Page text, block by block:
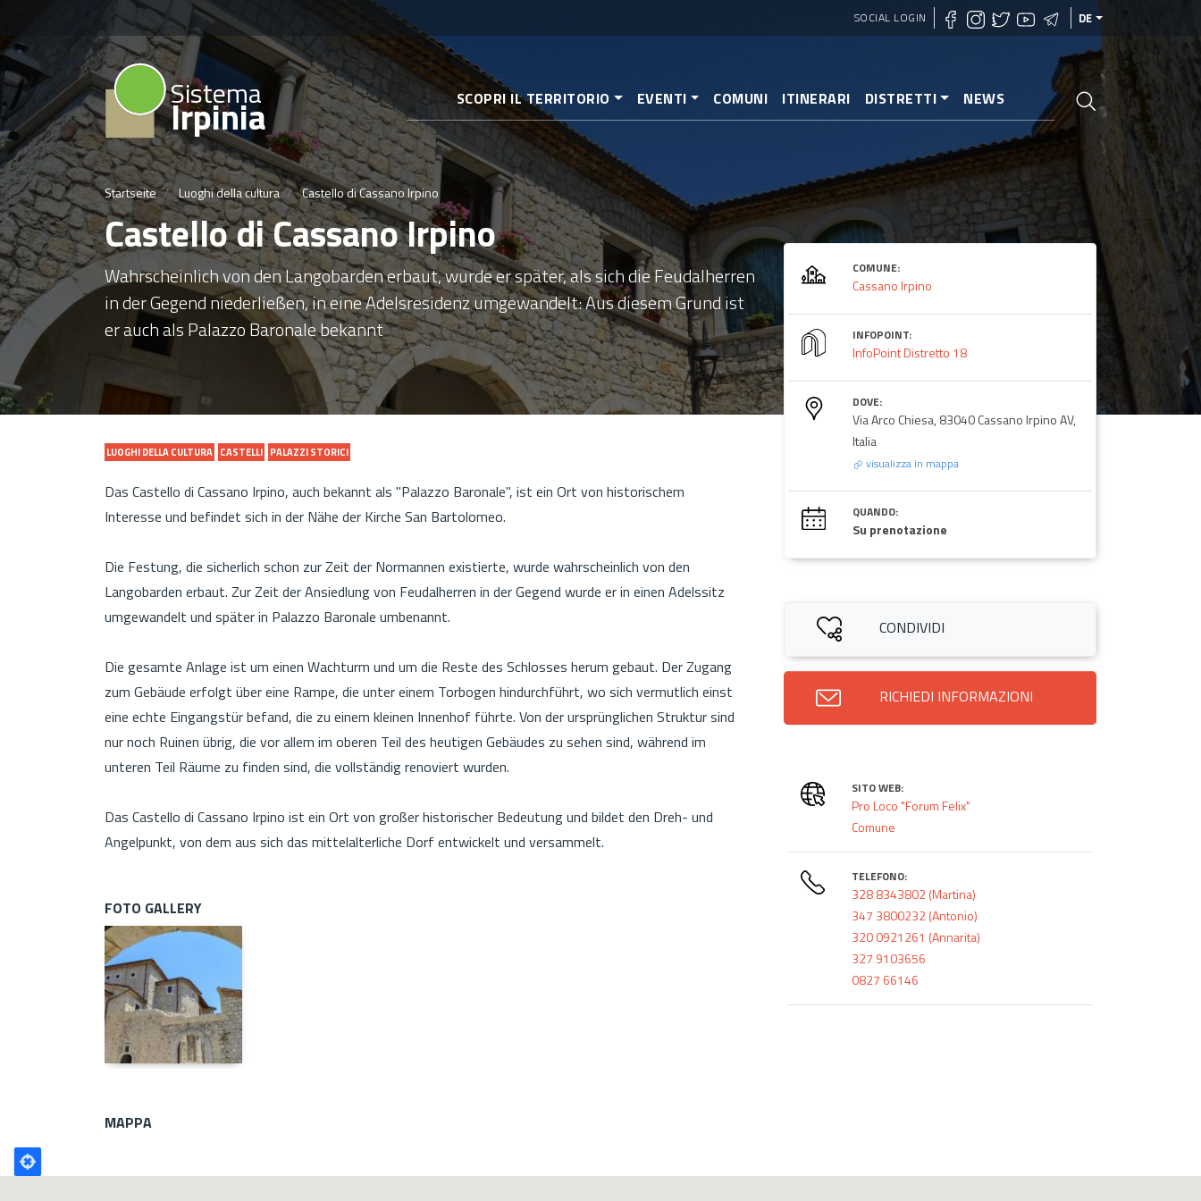
zum
SOCIAL LOGIN DE
Sistema
Irpinia SCOPRI IL TERRITORIO EVENTI COMUNI ITINERARI DISTRETTI NEWS
Startseite Luoghi della cultura Castello di Cassano Irpino
Castello di Cassano Irpino
Wahrscheinlich von den Langobarden erbaut, wurde er später, als sich die Feudalherren
in der Gegend niederließen, in eine Adelsresidenz umgewandelt: Aus diesem Grund ist
er auch als Palazzo Baronale bekannt
LUOGHI DELLA CULTURA CASTELLI PALAZZI STORICI
Das Castello di Cassano Irpino, auch bekannt als "Palazzo Baronale", ist ein Ort von historischem
Interesse und befindet sich in der Nähe der Kirche San Bartolomeo.
Die Festung, die sicherlich schon zur Zeit der Normannen existierte, wurde wahrscheinlich von den
Langobarden erbaut. Zur Zeit der Ansiedlung von Feudalherren in der Gegend wurde er in einen Adelssitz
umgewandelt und später in Palazzo Baronale umbenannt.
Die gesamte Anlage ist um einen Wachturm und um die Reste des Schlosses herum gebaut. Der Zugang
zum Gebäude erfolgt über eine Rampe, die unter einem Torbogen hindurchführt, wo sich vermutlich einst
eine echte Eingangstür befand, die zu einem kleinen Innenhof führte. Von der ursprünglichen Struktur sind
nur noch Ruinen übrig, die vor allem im oberen Teil des heutigen Gebäudes zu sehen sind, während im
unteren Teil Räume zu finden sind, die vollständig renoviert wurden.
Das Castello di Cassano Irpino ist ein Ort von großer historischer Bedeutung und bildet den Dreh- und
Angelpunkt, von dem aus sich das mittelalterliche Dorf entwickelt und versammelt.
FOTO GALLERY
COMUNE:
Cassano Irpino
INFOPOINT:
InfoPoint Distretto 18
DOVE:
Via Arco Chiesa, 83040 Cassano Irpino AV,
Italia
visualizza in mappa
QUANDO:
Su prenotazione
CONDIVIDI
RICHIEDI INFORMAZIONI
SITO WEB:
Pro Loco "Forum Felix"
Comune
TELEFONO:
328 8343802 (Martina)
347 3800232 (Antonio)
320 0921261 (Annarita)
327 9103656
0827 66146
MAPPA
Poligono
GEO